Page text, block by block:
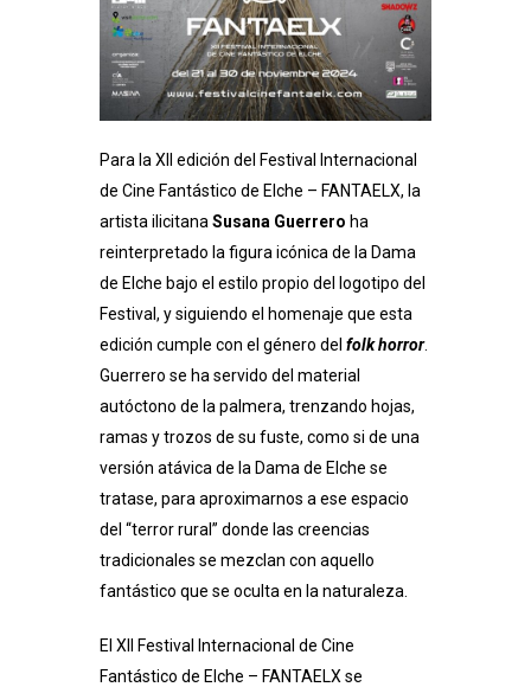
Para la XII edición del Festival Internacional
de Cine Fantástico de Elche – FANTAELX, la
artista ilicitana Susana Guerrero ha
reinterpretado la figura icónica de la Dama
de Elche bajo el estilo propio del logotipo del
Festival, y siguiendo el homenaje que esta
edición cumple con el género del folk horror.
Guerrero se ha servido del material
autóctono de la palmera, trenzando hojas,
ramas y trozos de su fuste, como si de una
versión atávica de la Dama de Elche se
tratase, para aproximarnos a ese espacio
del “terror rural” donde las creencias
tradicionales se mezclan con aquello
fantástico que se oculta en la naturaleza.
El XII Festival Internacional de Cine
Fantástico de Elche – FANTAELX se